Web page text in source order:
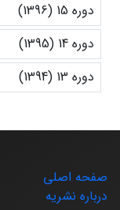
دوره 15 (1396)
دوره 14 (1395)
دوره 13 (1394)
صفحه اصلی
درباره نشریه